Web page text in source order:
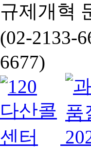
규제개혁
(02-2133-
6677)